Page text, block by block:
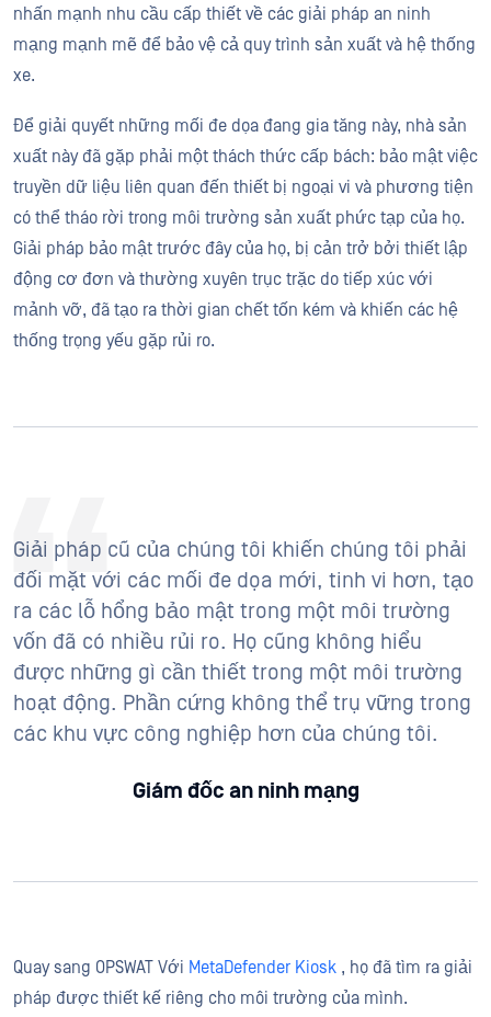
nhấn mạnh nhu cầu cấp thiết về các giải pháp an ninh
mạng mạnh mẽ để bảo vệ cả quy trình sản xuất và hệ thống
xe.
Để giải quyết những mối đe dọa đang gia tăng này, nhà sản
xuất này đã gặp phải một thách thức cấp bách: bảo mật việc
truyền dữ liệu liên quan đến thiết bị ngoại vi và phương tiện
có thể tháo rời trong môi trường sản xuất phức tạp của họ.
Giải pháp bảo mật trước đây của họ, bị cản trở bởi thiết lập
động cơ đơn và thường xuyên trục trặc do tiếp xúc với
mảnh vỡ, đã tạo ra thời gian chết tốn kém và khiến các hệ
thống trọng yếu gặp rủi ro.
Giải pháp cũ của chúng tôi khiến chúng tôi phải
đối mặt với các mối đe dọa mới, tinh vi hơn, tạo
ra các lỗ hổng bảo mật trong một môi trường
vốn đã có nhiều rủi ro. Họ cũng không hiểu
được những gì cần thiết trong một môi trường
hoạt động. Phần cứng không thể trụ vững trong
các khu vực công nghiệp hơn của chúng tôi.
Giám đốc an ninh mạng
Quay sang OPSWAT Với MetaDefender Kiosk , họ đã tìm ra giải
pháp được thiết kế riêng cho môi trường của mình.